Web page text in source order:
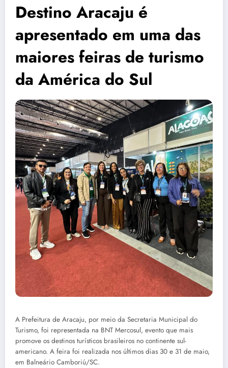
Destino Aracaju é
apresentado em uma das
maiores feiras de turismo
da América do Sul
A Prefeitura de Aracaju, por meio da Secretaria Municipal do
Turismo, foi representada na BNT Mercosul, evento que mais
promove os destinos turísticos brasileiros no continente sul-
americano. A feira foi realizada nos últimos dias 30 e 31 de maio,
em Balneário Camboriú/SC.